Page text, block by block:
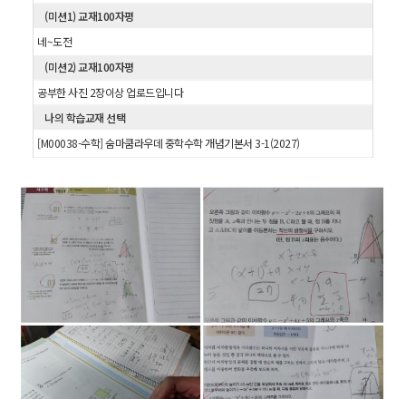
(미션1) 교재100자평
네~도전
(미션2) 교재100자평
공부한 사진 2장이상 업로드입니다
나의 학습교재 선택
[M00038-수학] 숨마쿰라우데 중학수학 개념기본서 3-1(2027)